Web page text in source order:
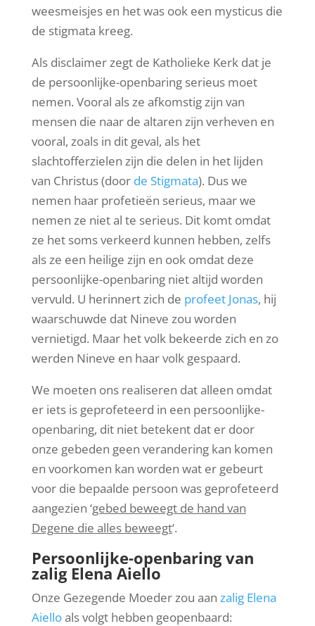
weesmeisjes en het was ook een mysticus die
de stigmata kreeg.
Als disclaimer zegt de Katholieke Kerk dat je
de persoonlijke-openbaring serieus moet
nemen. Vooral als ze afkomstig zijn van
mensen die naar de altaren zijn verheven en
vooral, zoals in dit geval, als het
slachtofferzielen zijn die delen in het lijden
van Christus (door de Stigmata). Dus we
nemen haar profetieën serieus, maar we
nemen ze niet al te serieus. Dit komt omdat
ze het soms verkeerd kunnen hebben, zelfs
als ze een heilige zijn en ook omdat deze
persoonlijke-openbaring niet altijd worden
vervuld. U herinnert zich de profeet Jonas, hij
waarschuwde dat Nineve zou worden
vernietigd. Maar het volk bekeerde zich en zo
werden Nineve en haar volk gespaard.
We moeten ons realiseren dat alleen omdat
er iets is geprofeteerd in een persoonlijke-
openbaring, dit niet betekent dat er door
onze gebeden geen verandering kan komen
en voorkomen kan worden wat er gebeurt
voor die bepaalde persoon was geprofeteerd
aangezien ‘gebed beweegt de hand van
Degene die alles beweegt‘.
Persoonlijke-openbaring van
zalig Elena Aiello
Onze Gezegende Moeder zou aan zalig Elena
Aielloals volgt hebben geopenbaard: